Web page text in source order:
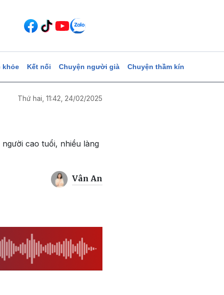
khỏe Kết nối Chuyện người già Chuyện thầm kín
Thứ hai, 11:42, 24/02/2025
cao tuổi, nhiều làng
Vân An